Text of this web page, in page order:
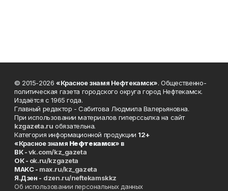
© 2015-2026 «Красное знамя Нефтекамск». Общественно-
политическая газета городского округа город Нефтекамск.
Издаётся с 1965 года.
Главный редактор - Сабитова Людмила Валерьяновна.
При использовании материалов гиперссылка на сайт
kzgazeta.ru обязательна.
Категория информационной продукции 12+
«Красное знамя Нефтекамск» в
ВК -vk.com/kz_gazeta
ОК - ok.ru/kzgazeta
MAKC - max.ru/kz_gazeta
Я.Дзен - dzen.ru/neftekamskkz
Об использовании персональных данных